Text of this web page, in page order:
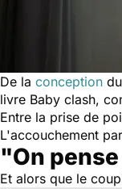
De la conception
livre Baby clash,
Entre la prise de
L'accouchement
"On
Et alors que le